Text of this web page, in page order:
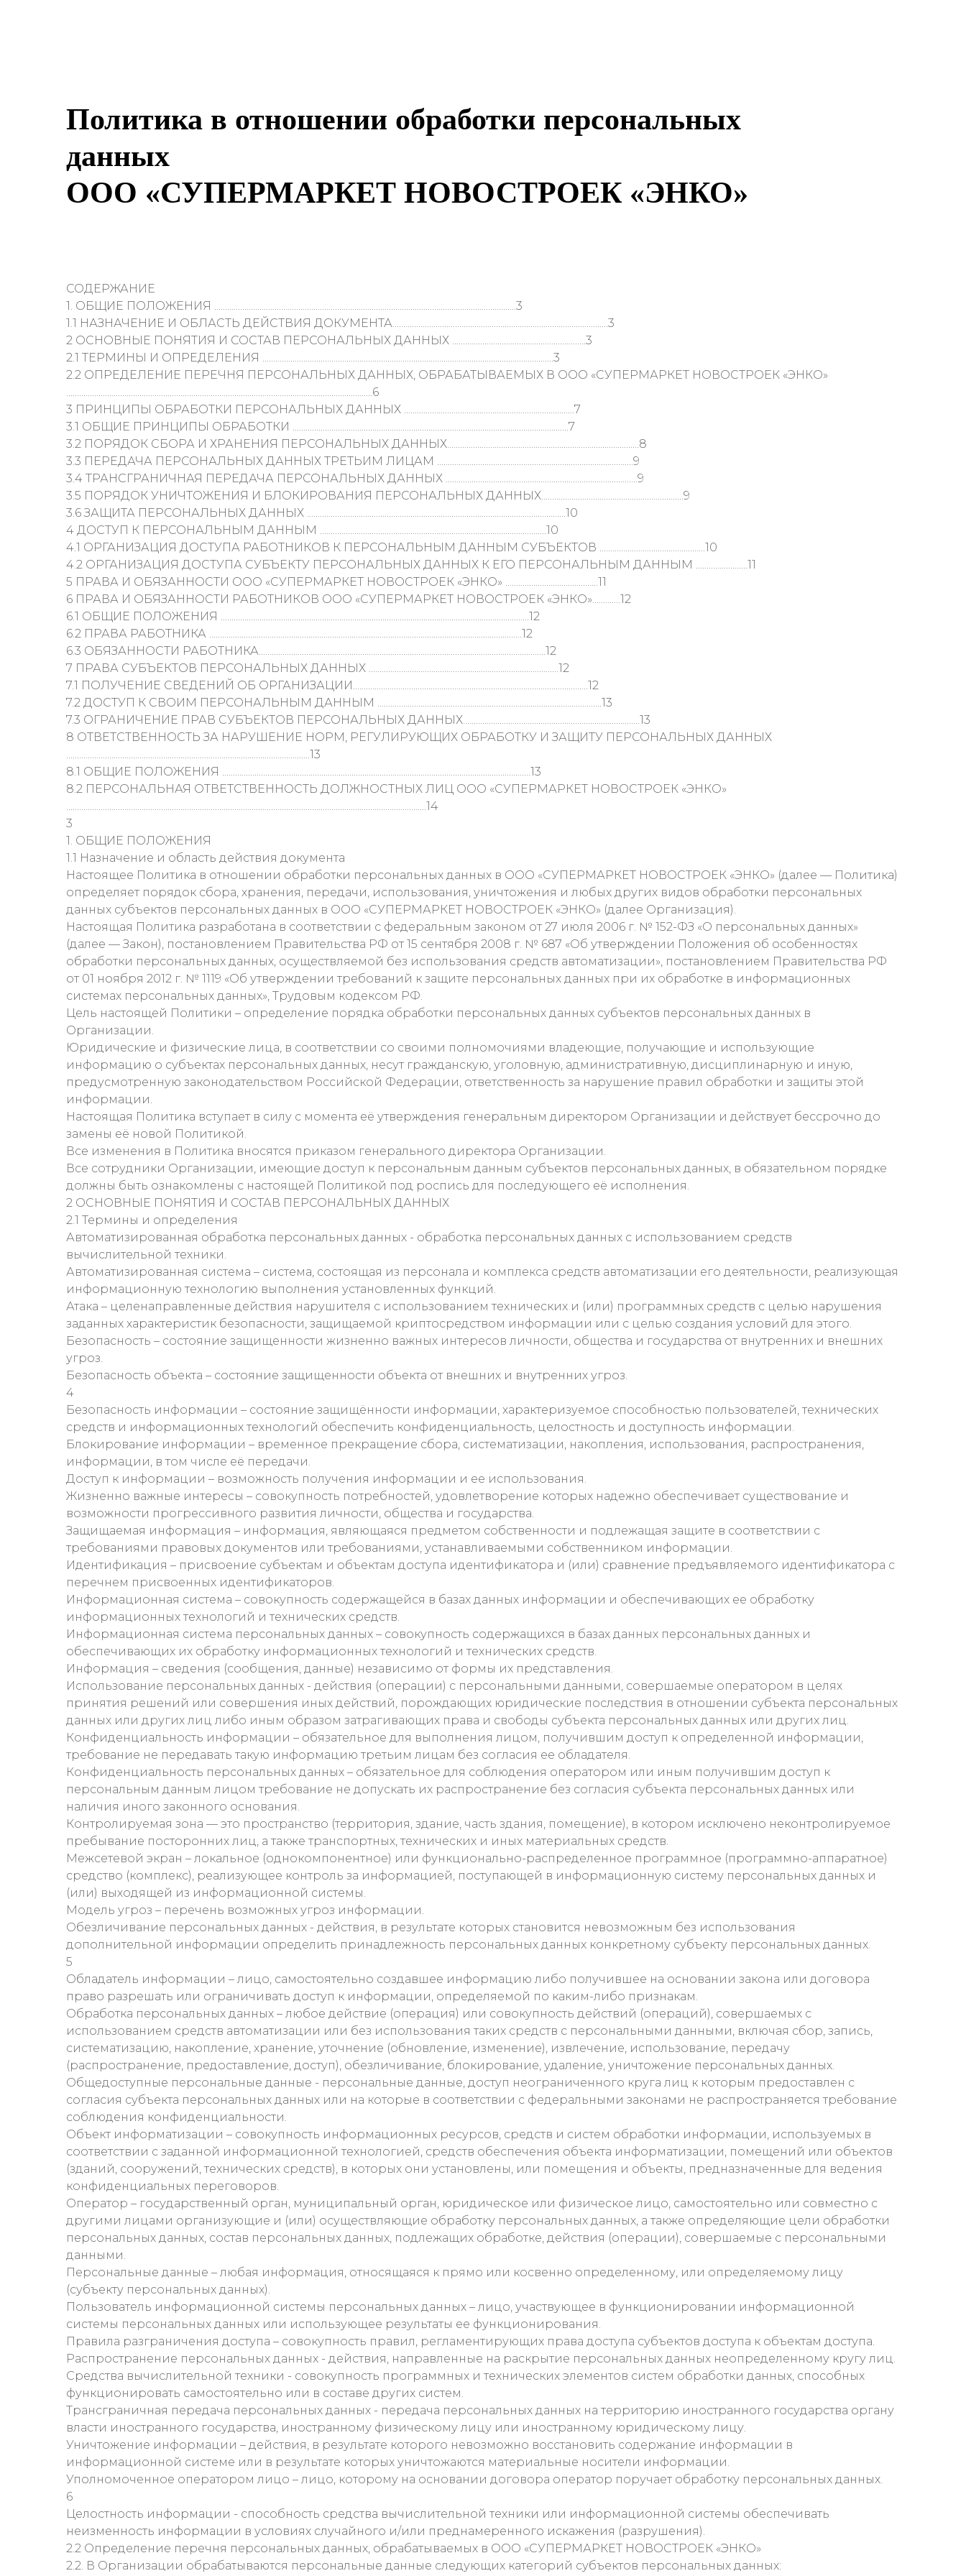
Политика в отношении обработки персональных
данных
ООО «СУПЕРМАРКЕТ НОВОСТРОЕК «ЭНКО»
СОДЕРЖАНИЕ
1. ОБЩИЕ ПОЛОЖЕНИЯ ............................................................................................................................................3
1.1 НАЗНАЧЕНИЕ И ОБЛАСТЬ ДЕЙСТВИЯ ДОКУМЕНТА....................................................................................................3
2 ОСНОВНЫЕ ПОНЯТИЯ И СОСТАВ ПЕРСОНАЛЬНЫХ ДАННЫХ ..............................................................3
2.1 ТЕРМИНЫ И ОПРЕДЕЛЕНИЯ .......................................................................................................................................3
2.2 ОПРЕДЕЛЕНИЕ ПЕРЕЧНЯ ПЕРСОНАЛЬНЫХ ДАННЫХ, ОБРАБАТЫВАЕМЫХ В ООО «СУПЕРМАРКЕТ НОВОСТРОЕК «ЭНКО»
..............................................................................................................................................6
3 ПРИНЦИПЫ ОБРАБОТКИ ПЕРСОНАЛЬНЫХ ДАННЫХ ...............................................................................7
3.1 ОБЩИЕ ПРИНЦИПЫ ОБРАБОТКИ ................................................................................................................................7
3.2 ПОРЯДОК СБОРА И ХРАНЕНИЯ ПЕРСОНАЛЬНЫХ ДАННЫХ.........................................................................................8
3.3 ПЕРЕДАЧА ПЕРСОНАЛЬНЫХ ДАННЫХ ТРЕТЬИМ ЛИЦАМ ...........................................................................................9
3.4 ТРАНСГРАНИЧНАЯ ПЕРЕДАЧА ПЕРСОНАЛЬНЫХ ДАННЫХ .........................................................................................9
3.5 ПОРЯДОК УНИЧТОЖЕНИЯ И БЛОКИРОВАНИЯ ПЕРСОНАЛЬНЫХ ДАННЫХ..................................................................9
3.6 ЗАЩИТА ПЕРСОНАЛЬНЫХ ДАННЫХ ........................................................................................................................10
4 ДОСТУП К ПЕРСОНАЛЬНЫМ ДАННЫМ .........................................................................................................10
4.1 ОРГАНИЗАЦИЯ ДОСТУПА РАБОТНИКОВ К ПЕРСОНАЛЬНЫМ ДАННЫМ СУБЪЕКТОВ .................................................10
4.2 ОРГАНИЗАЦИЯ ДОСТУПА СУБЪЕКТУ ПЕРСОНАЛЬНЫХ ДАННЫХ К ЕГО ПЕРСОНАЛЬНЫМ ДАННЫМ ........................11
5 ПРАВА И ОБЯЗАННОСТИ ООО «СУПЕРМАРКЕТ НОВОСТРОЕК «ЭНКО» ...........................................11
6 ПРАВА И ОБЯЗАННОСТИ РАБОТНИКОВ ООО «СУПЕРМАРКЕТ НОВОСТРОЕК «ЭНКО».............12
6.1 ОБЩИЕ ПОЛОЖЕНИЯ ...............................................................................................................................................12
6.2 ПРАВА РАБОТНИКА .................................................................................................................................................12
6.3 ОБЯЗАННОСТИ РАБОТНИКА.....................................................................................................................................12
7 ПРАВА СУБЪЕКТОВ ПЕРСОНАЛЬНЫХ ДАННЫХ ........................................................................................12
7.1 ПОЛУЧЕНИЕ СВЕДЕНИЙ ОБ ОРГАНИЗАЦИИ.............................................................................................................12
7.2 ДОСТУП К СВОИМ ПЕРСОНАЛЬНЫМ ДАННЫМ ........................................................................................................13
7.3 ОГРАНИЧЕНИЕ ПРАВ СУБЪЕКТОВ ПЕРСОНАЛЬНЫХ ДАННЫХ..................................................................................13
8 ОТВЕТСТВЕННОСТЬ ЗА НАРУШЕНИЕ НОРМ, РЕГУЛИРУЮЩИХ ОБРАБОТКУ И ЗАЩИТУ ПЕРСОНАЛЬНЫХ ДАННЫХ
.................................................................................................................13
8.1 ОБЩИЕ ПОЛОЖЕНИЯ ...............................................................................................................................................13
8.2 ПЕРСОНАЛЬНАЯ ОТВЕТСТВЕННОСТЬ ДОЛЖНОСТНЫХ ЛИЦ ООО «СУПЕРМАРКЕТ НОВОСТРОЕК «ЭНКО»
.......................................................................................................................................................................14
3
1. ОБЩИЕ ПОЛОЖЕНИЯ
1.1 Назначение и область действия документа
Настоящее Политика в отношении обработки персональных данных в ООО «СУПЕРМАРКЕТ НОВОСТРОЕК «ЭНКО» (далее — Политика)
определяет порядок сбора, хранения, передачи, использования, уничтожения и любых других видов обработки персональных
данных субъектов персональных данных в ООО «СУПЕРМАРКЕТ НОВОСТРОЕК «ЭНКО» (далее Организация).
Настоящая Политика разработана в соответствии с федеральным законом от 27 июля 2006 г. № 152-ФЗ «О персональных данных»
(далее — Закон), постановлением Правительства РФ от 15 сентября 2008 г. № 687 «Об утверждении Положения об особенностях
обработки персональных данных, осуществляемой без использования средств автоматизации», постановлением Правительства РФ
от 01 ноября 2012 г. № 1119 «Об утверждении требований к защите персональных данных при их обработке в информационных
системах персональных данных», Трудовым кодексом РФ.
Цель настоящей Политики – определение порядка обработки персональных данных субъектов персональных данных в
Организации.
Юридические и физические лица, в соответствии со своими полномочиями владеющие, получающие и использующие
информацию о субъектах персональных данных, несут гражданскую, уголовную, административную, дисциплинарную и иную,
предусмотренную законодательством Российской Федерации, ответственность за нарушение правил обработки и защиты этой
информации.
Настоящая Политика вступает в силу с момента её утверждения генеральным директором Организации и действует бессрочно до
замены её новой Политикой.
Все изменения в Политика вносятся приказом генерального директора Организации.
Все сотрудники Организации, имеющие доступ к персональным данным субъектов персональных данных, в обязательном порядке
должны быть ознакомлены с настоящей Политикой под роспись для последующего её исполнения.
2 ОСНОВНЫЕ ПОНЯТИЯ И СОСТАВ ПЕРСОНАЛЬНЫХ ДАННЫХ
2.1 Термины и определения
Автоматизированная обработка персональных данных - обработка персональных данных с использованием средств
вычислительной техники.
Автоматизированная система – система, состоящая из персонала и комплекса средств автоматизации его деятельности, реализующая
информационную технологию выполнения установленных функций.
Атака – целенаправленные действия нарушителя с использованием технических и (или) программных средств с целью нарушения
заданных характеристик безопасности, защищаемой криптосредством информации или с целью создания условий для этого.
Безопасность – состояние защищенности жизненно важных интересов личности, общества и государства от внутренних и внешних
угроз.
Безопасность объекта – состояние защищенности объекта от внешних и внутренних угроз.
4
Безопасность информации – состояние защищённости информации, характеризуемое способностью пользователей, технических
средств и информационных технологий обеспечить конфиденциальность, целостность и доступность информации.
Блокирование информации – временное прекращение сбора, систематизации, накопления, использования, распространения,
информации, в том числе её передачи.
Доступ к информации – возможность получения информации и ее использования.
Жизненно важные интересы – совокупность потребностей, удовлетворение которых надежно обеспечивает существование и
возможности прогрессивного развития личности, общества и государства.
Защищаемая информация – информация, являющаяся предметом собственности и подлежащая защите в соответствии с
требованиями правовых документов или требованиями, устанавливаемыми собственником информации.
Идентификация – присвоение субъектам и объектам доступа идентификатора и (или) сравнение предъявляемого идентификатора с
перечнем присвоенных идентификаторов.
Информационная система – совокупность содержащейся в базах данных информации и обеспечивающих ее обработку
информационных технологий и технических средств.
Информационная система персональных данных – совокупность содержащихся в базах данных персональных данных и
обеспечивающих их обработку информационных технологий и технических средств.
Информация – сведения (сообщения, данные) независимо от формы их представления.
Использование персональных данных - действия (операции) с персональными данными, совершаемые оператором в целях
принятия решений или совершения иных действий, порождающих юридические последствия в отношении субъекта персональных
данных или других лиц либо иным образом затрагивающих права и свободы субъекта персональных данных или других лиц.
Конфиденциальность информации – обязательное для выполнения лицом, получившим доступ к определенной информации,
требование не передавать такую информацию третьим лицам без согласия ее обладателя.
Конфиденциальность персональных данных – обязательное для соблюдения оператором или иным получившим доступ к
персональным данным лицом требование не допускать их распространение без согласия субъекта персональных данных или
наличия иного законного основания.
Контролируемая зона — это пространство (территория, здание, часть здания, помещение), в котором исключено неконтролируемое
пребывание посторонних лиц, а также транспортных, технических и иных материальных средств.
Межсетевой экран – локальное (однокомпонентное) или функционально-распределенное программное (программно-аппаратное)
средство (комплекс), реализующее контроль за информацией, поступающей в информационную систему персональных данных и
(или) выходящей из информационной системы.
Модель угроз – перечень возможных угроз информации.
Обезличивание персональных данных - действия, в результате которых становится невозможным без использования
дополнительной информации определить принадлежность персональных данных конкретному субъекту персональных данных.
5
Обладатель информации – лицо, самостоятельно создавшее информацию либо получившее на основании закона или договора
право разрешать или ограничивать доступ к информации, определяемой по каким-либо признакам.
Обработка персональных данных – любое действие (операция) или совокупность действий (операций), совершаемых с
использованием средств автоматизации или без использования таких средств с персональными данными, включая сбор, запись,
систематизацию, накопление, хранение, уточнение (обновление, изменение), извлечение, использование, передачу
(распространение, предоставление, доступ), обезличивание, блокирование, удаление, уничтожение персональных данных.
Общедоступные персональные данные - персональные данные, доступ неограниченного круга лиц к которым предоставлен с
согласия субъекта персональных данных или на которые в соответствии с федеральными законами не распространяется требование
соблюдения конфиденциальности.
Объект информатизации – совокупность информационных ресурсов, средств и систем обработки информации, используемых в
соответствии с заданной информационной технологией, средств обеспечения объекта информатизации, помещений или объектов
(зданий, сооружений, технических средств), в которых они установлены, или помещения и объекты, предназначенные для ведения
конфиденциальных переговоров.
Оператор – государственный орган, муниципальный орган, юридическое или физическое лицо, самостоятельно или совместно с
другими лицами организующие и (или) осуществляющие обработку персональных данных, а также определяющие цели обработки
персональных данных, состав персональных данных, подлежащих обработке, действия (операции), совершаемые с персональными
данными.
Персональные данные – любая информация, относящаяся к прямо или косвенно определенному, или определяемому лицу
(субъекту персональных данных).
Пользователь информационной системы персональных данных – лицо, участвующее в функционировании информационной
системы персональных данных или использующее результаты ее функционирования.
Правила разграничения доступа – совокупность правил, регламентирующих права доступа субъектов доступа к объектам доступа.
Распространение персональных данных - действия, направленные на раскрытие персональных данных неопределенному кругу лиц.
Средства вычислительной техники - совокупность программных и технических элементов систем обработки данных, способных
функционировать самостоятельно или в составе других систем.
Трансграничная передача персональных данных - передача персональных данных на территорию иностранного государства органу
власти иностранного государства, иностранному физическому лицу или иностранному юридическому лицу.
Уничтожение информации – действия, в результате которого невозможно восстановить содержание информации в
информационной системе или в результате которых уничтожаются материальные носители информации.
Уполномоченное оператором лицо – лицо, которому на основании договора оператор поручает обработку персональных данных.
6
Целостность информации - способность средства вычислительной техники или информационной системы обеспечивать
неизменность информации в условиях случайного и/или преднамеренного искажения (разрушения).
2.2 Определение перечня персональных данных, обрабатываемых в ООО «СУПЕРМАРКЕТ НОВОСТРОЕК «ЭНКО»
2.2. В Организации обрабатываются персональные данные следующих категорий субъектов персональных данных: